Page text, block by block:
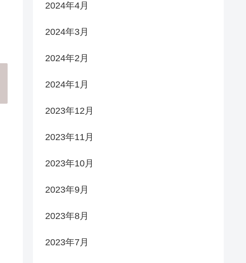
2024年4月
2024年3月
2024年2月
2024年1月
2023年12月
2023年11月
2023年10月
2023年9月
2023年8月
2023年7月